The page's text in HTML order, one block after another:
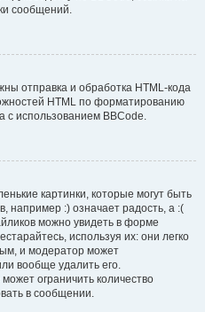
сообщений.
отправка и обработка HTML-кода
HTML по форматированию
использованием BBCode.
картинки, которые могут быть
например :) означает радость, а :(
можно увидеть в форме
используя их: они легко
и модератор может
вообще удалить его.
ограничить количество
в сообщении.